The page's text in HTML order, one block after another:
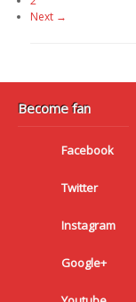
Next →
Become fan
Facebook
Twitter
Instagram
Google+